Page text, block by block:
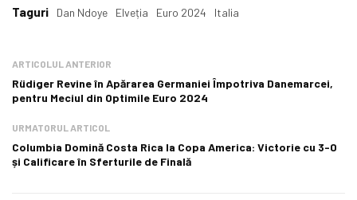
Taguri Dan Ndoye Elveția Euro 2024 Italia
ARTICOLUL ANTERIOR
Rüdiger Revine în Apărarea Germaniei Împotriva Danemarcei,
pentru Meciul din Optimile Euro 2024
URMATORUL ARTICOL
Columbia Domină Costa Rica la Copa America: Victorie cu 3-0
și Calificare în Sferturile de Finală